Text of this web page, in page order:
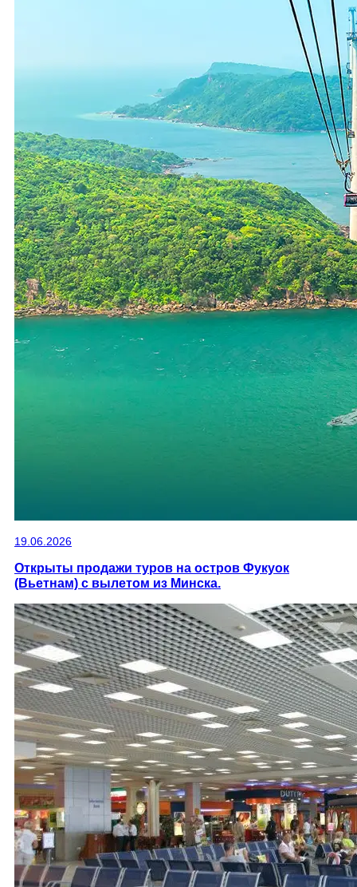
19.06.2026
Открыты продажи туров на остров Фукуок
(Вьетнам) с вылетом из Минска.